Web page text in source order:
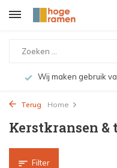
Wij maken gebruik
Terug Home
Kerstkransen &
Filter